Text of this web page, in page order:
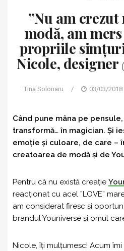
”Nu am
modă, am
propriile
Nicole, designer
Tina Solonaru / 03/03/2018
Când pune mâna pe
transformă… în magician. Și
emoție și culoare, de care –
creatoarea de modă și de
Pentru că nu există creație
reacționat cu acel ”LOVE”
am considerat firesc și
brandul Youniverse și omul
Nicole, îți mulțumesc! Acum